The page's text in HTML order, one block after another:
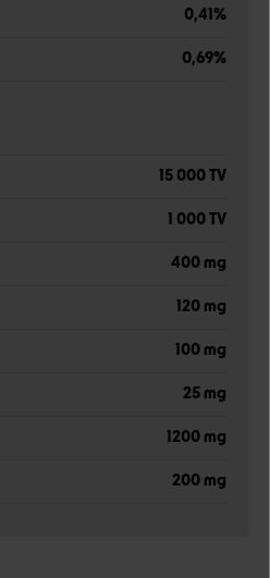
0,41%
0,69%
15 000 TV
1 000 TV
400 mg
120 mg
100 mg
25 mg
1200 mg
200 mg